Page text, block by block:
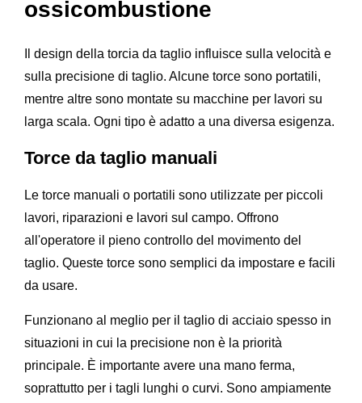
ossicombustione
Il design della torcia da taglio influisce sulla velocità e
sulla precisione di taglio. Alcune torce sono portatili,
mentre altre sono montate su macchine per lavori su
larga scala. Ogni tipo è adatto a una diversa esigenza.
Torce da taglio manuali
Le torce manuali o portatili sono utilizzate per piccoli
lavori, riparazioni e lavori sul campo. Offrono
all'operatore il pieno controllo del movimento del
taglio. Queste torce sono semplici da impostare e facili
da usare.
Funzionano al meglio per il taglio di acciaio spesso in
situazioni in cui la precisione non è la priorità
principale. È importante avere una mano ferma,
soprattutto per i tagli lunghi o curvi. Sono ampiamente